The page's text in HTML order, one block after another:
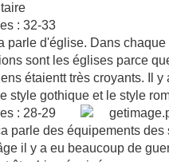
: 32-33
parle d'église. Dans
sont les églises parce
étaientt très croyants. Il y
style gothique et le style
: 28-29
parle des équipements des
il y a eu beaucoup de